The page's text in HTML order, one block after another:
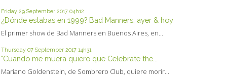
Friday 29 September 2017 04h12
¿Dónde estabas en 1999? Bad Manners, ayer & hoy
El primer show de Bad Manners en Buenos Aires, en...
Thursday 07 September 2017 14h31
"Cuando me muera quiero que Celebrate the...
Mariano Goldenstein, de Sombrero Club, quiere morir...